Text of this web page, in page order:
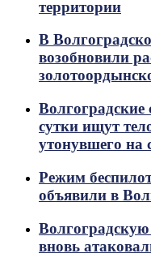
территории
В
возобновили
Волгоградские
сутки ищут
утонувшего на
Режим
объявили в
вновь